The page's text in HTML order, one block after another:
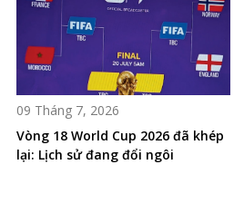
09 Tháng 7, 2026
Vòng 18 World Cup 2026 đã khép
lại: Lịch sử đang đổi ngôi